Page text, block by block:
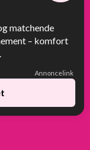
matchende
– komfort
Annoncelink